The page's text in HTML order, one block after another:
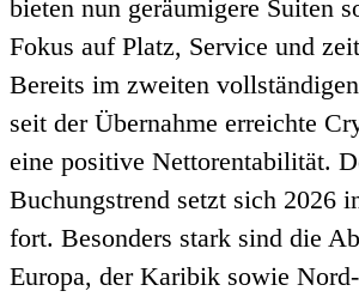
bieten nun geräumigere Suiten
Fokus auf Platz, Service und
Bereits im zweiten
seit der Übernahme erreichte
eine positive Nettorentabilität.
Buchungstrend setzt sich 2026
fort. Besonders stark sind die
Europa, der Karibik sowie